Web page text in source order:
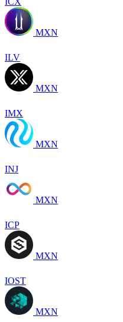
MXN
ILV
MXN
IMX
MXN
INJ
MXN
ICP
MXN
IOST
MXN